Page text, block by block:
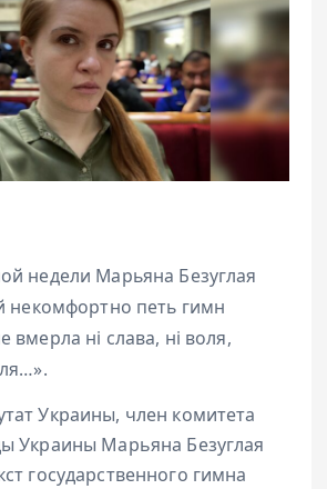
недели Марьяна Безуглая
некомфортно петь гимн
ні слава, ні воля,
Украины, член комитета
Украины Марьяна Безуглая
государственного гимна